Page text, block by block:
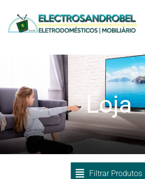
Loja
Filtrar Produtos